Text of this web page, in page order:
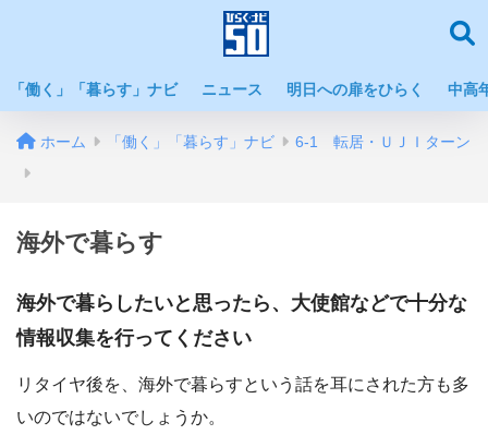
「働く」「暮らす」ナビ ニュース 明日への扉をひらく 中高
ホーム 「働く」「暮らす」ナビ 6-1 転居・ＵＪＩターン
海外で暮らす
海外で暮らしたいと思ったら、大使館などで十分な
情報収集を行ってください
リタイヤ後を、海外で暮らすという話を耳にされた方も多
いのではないでしょうか。